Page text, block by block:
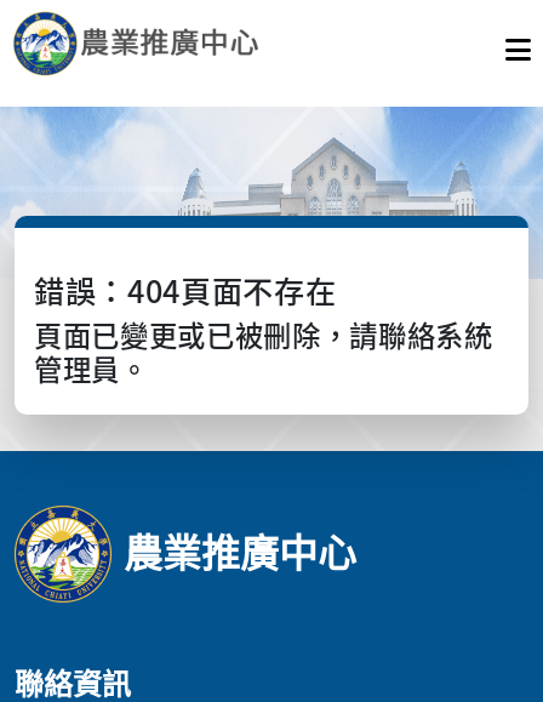
錯誤：404頁面不存在
頁面已變更或已被刪除，請聯絡系統
管理員。
農業推廣中心
聯絡資訊